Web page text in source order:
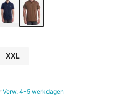
XXL
Verw. 4-5 werkdagen